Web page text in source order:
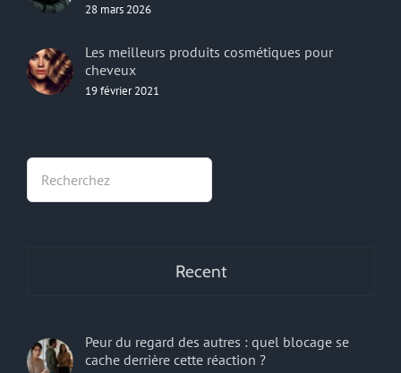
28 mars 2026
Les meilleurs produits cosmétiques pour
cheveux
19 février 2021
Recent
Peur du regard des autres : quel blocage se
cache derrière cette réaction ?